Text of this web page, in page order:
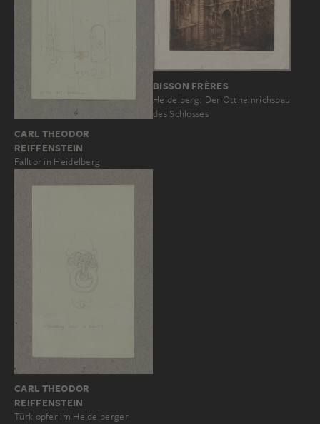
CARL THEODOR
REIFFENSTEIN
Falltor in Heidelberg
BISSON FRÈRES
Heidelberg: Der Ottheinrichsbau
des Schlosses
CARL THEODOR
REIFFENSTEIN
Türklopfer im Heidelberger